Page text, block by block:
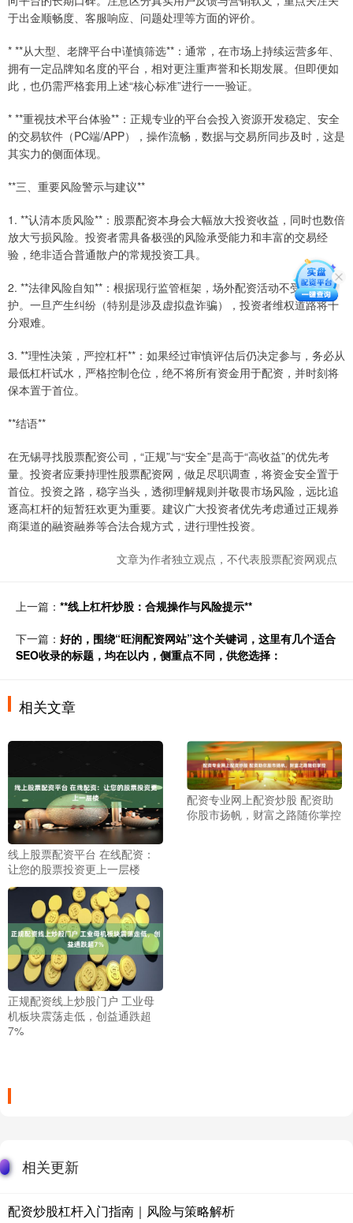
于出金顺畅度、客服响应、问题处理等方面的评价。
* **从大型、老牌平台中谨慎筛选**：通常，在市场上持续运营多年、
拥有一定品牌知名度的平台，相对更注重声誉和长期发展。但即便如
此，也仍需严格套用上述“核心标准”进行一一验证。
* **重视技术平台体验**：正规专业的平台会投入资源开发稳定、安全
的交易软件（PC端/APP），操作流畅，数据与交易所同步及时，这是
其实力的侧面体现。
**三、重要风险警示与建议**
1. **认清本质风险**：股票配资本身会大幅放大投资收益，同时也数倍
放大亏损风险。投资者需具备极强的风险承受能力和丰富的交易经
验，绝非适合普通散户的常规投资工具。
2. **法律风险自知**：根据现行监管框架，场外配资活动不受法律保
护。一旦产生纠纷（特别是涉及虚拟盘诈骗），投资者维权道路将十
分艰难。
3. **理性决策，严控杠杆**：如果经过审慎评估后仍决定参与，务必从
最低杠杆试水，严格控制仓位，绝不将所有资金用于配资，并时刻将
保本置于首位。
**结语**
在无锡寻找股票配资公司，“正规”与“安全”是高于“高收益”的优先考
量。投资者应秉持理性股票配资网，做足尽职调查，将资金安全置于
首位。投资之路，稳字当头，透彻理解规则并敬畏市场风险，远比追
逐高杠杆的短暂狂欢更为重要。建议广大投资者优先考虑通过正规券
商渠道的融资融券等合法合规方式，进行理性投资。
文章为作者独立观点，不代表股票配资网观点
上一篇： **线上杠杆炒股：合规操作与风险提示**
下一篇： 好的，围绕“旺润配资网站”这个关键词，这里有几个适合
SEO收录的标题，均在以内，侧重点不同，供您选择：
相关文章
线上股票配资平台 在线配资：
让您的股票投资更上一层楼
配资专业网上配资炒股 配资助
你股市扬帆，财富之路随你掌控
正规配资线上炒股门户 工业母
机板块震荡走低，创益通跌超
7%
相关更新
配资炒股杠杆入门指南｜风险与策略解析